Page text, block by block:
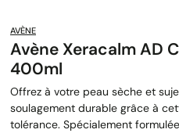
AVÈNE
Avène Xeracalm AD
400ml
Offrez à votre peau sèche et
soulagement durable grâce à
tolérance. Spécialement